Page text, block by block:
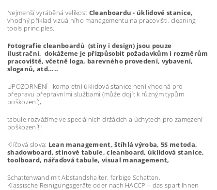
Nejmenší vyráběná velikost Cleanboardu - úklidové stanice,
vhodný příklad vizuálního managementu na pracovišti, cleaning
tools.principles.
Fotografie cleanboardů (stíny i design) jsou pouze
ilustrační, dokážeme je přizpůsobit požadavkům i rozměrům
pracoviště, včetně loga, barevného provedení, vybavení,
sloganů, atd.....
UPOZORNÉNÍ - kompletní úklidová stanice není vhodná pro
přepravu přepravními službami (může dojít k různým typům
poškození),
tabule rozvážíme ve speciálních držácích a úchytech pro zamezení
poškození!!!
Klíčová slova: Lean management, štíhlá výroba, 5S metoda,
shadowboard, stínové tabule, cleanboard, úklidová stanice,
toolboard, nářaďová tabule, visual management,
Schattenwand mit Abstandshalter, farbige Schatten,
Klassische Reinigungsgeräte oder nach HACCP – das spart Ihnen